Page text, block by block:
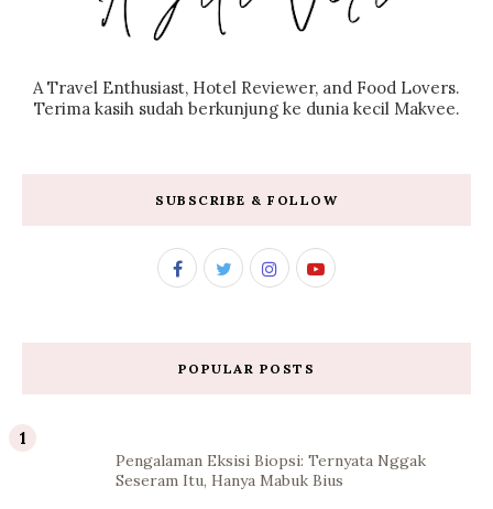
A Travel Enthusiast, Hotel Reviewer, and Food Lovers.
Terima kasih sudah berkunjung ke dunia kecil Makvee.
SUBSCRIBE & FOLLOW
POPULAR POSTS
Pengalaman Eksisi Biopsi: Ternyata Nggak
Seseram Itu, Hanya Mabuk Bius